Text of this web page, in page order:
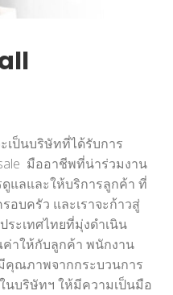
เป็นบริษัทที่ได้รับการ
มืออาชีพที่น่าร่วมงาน
แลและให้บริการลูกค้า ที่
อบครัว และเราจะก้าวสู่
ระเทศไทยที่มุ่งดำเนิน
าให้กับลูกค้า พนักงาน
คุณภาพจากกระบวนการ
บริษัทฯ ให้มีความเป็นมือ